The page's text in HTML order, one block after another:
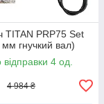
TITAN PRP75 Set
гнучкий вал)
4 од.
4 984 ₴